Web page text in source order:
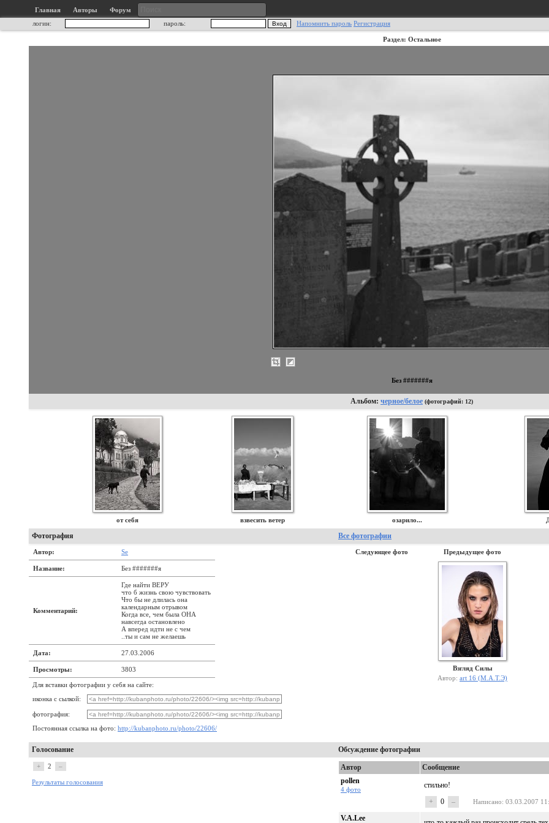
Главная Авторы
Форум
логин:
пароль: Напомнить пароль Регистрация
Раздел: Остальное
Без #######я
Альбом: черное/белое (фотографий: 12)
от себя взвесить ветер озарило...
Фотография Все фотографии
Автор: Se
Название: Без #######я
Комментарий:
Где найти ВЕРУ
что б жизнь свою чувствовать
Что бы не длилась она
календарным отрывом
Когда все, чем была ОНА
навсегда остановлено
А вперед идти не с чем
..ты и сам не желаешь
Дата: 27.03.2006
Просмотры: 3803
Для вставки фотографии у себя на сайте:
иконка с сылкой:
фотография:
Постоянная ссылка на фото: http://kubanphoto.ru/photo/22606/
Следующее фото Предыдущее фото
Взгляд Силы
Автор: art 16 (М.А.Т.Э)
Голосование Обсуждение фотографии
+ 2 –
Результаты голосования
Автор
Сообщение
pollen
4 фото
стильно!
+
0 – Написано: 03.03.2007
V.A.Lee